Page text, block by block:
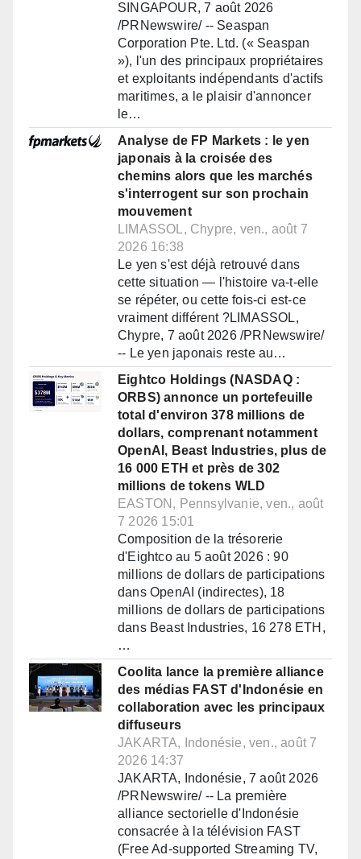
SINGAPOUR, 7 août 2026
/PRNewswire/ -- Seaspan
Corporation Pte. Ltd. (« Seaspan
»), l'un des principaux propriétaires
et exploitants indépendants d'actifs
maritimes, a le plaisir d'annoncer
le…
Analyse de FP Markets : le yen
japonais à la croisée des
chemins alors que les marchés
s'interrogent sur son prochain
mouvement
LIMASSOL, Chypre, ven., août 7
2026 16:38
Le yen s'est déjà retrouvé dans
cette situation — l'histoire va-t-elle
se répéter, ou cette fois-ci est-ce
vraiment différent ?LIMASSOL,
Chypre, 7 août 2026 /PRNewswire/
-- Le yen japonais reste au…
Eightco Holdings (NASDAQ :
ORBS) annonce un portefeuille
total d'environ 378 millions de
dollars, comprenant notamment
OpenAI, Beast Industries, plus de
16 000 ETH et près de 302
millions de tokens WLD
EASTON, Pennsylvanie, ven., août
7 2026 15:01
Composition de la trésorerie
d'Eightco au 5 août 2026 : 90
millions de dollars de participations
dans OpenAI (indirectes), 18
millions de dollars de participations
dans Beast Industries, 16 278 ETH,
…
Coolita lance la première alliance
des médias FAST d'Indonésie en
collaboration avec les principaux
diffuseurs
JAKARTA, Indonésie, ven., août 7
2026 14:37
JAKARTA, Indonésie, 7 août 2026
/PRNewswire/ -- La première
alliance sectorielle d'Indonésie
consacrée à la télévision FAST
(Free Ad-supported Streaming TV,